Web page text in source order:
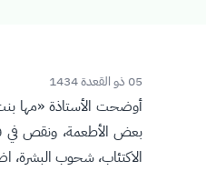
05 ذو القعدة 1434
أوضحت الأستاذة «مها
بعض الأطعمة، ونقص في
الاكتئاب، شحوب البشرة،